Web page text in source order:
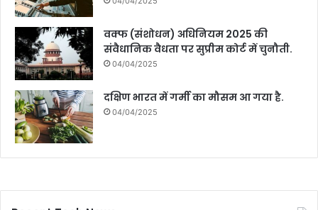
वक्फ (संशोधन) अधिनियम 2025 की
संवैधानिक वैधता पर सुप्रीम कोर्ट में चुनौती.
04/04/2025
दक्षिण भारत में गर्मी का मौसम आ गया है.
04/04/2025